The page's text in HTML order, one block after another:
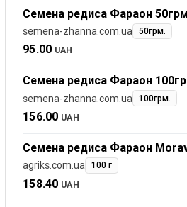
Семена редиса Фараон 50грм
semena-zhanna.com.ua 50грм.
95.00 UAH
Семена редиса Фараон
semena-zhanna.com.ua 100грм.
156.00 UAH
Семена редиса Фараон
agriks.com.ua 100 г
158.40 UAH